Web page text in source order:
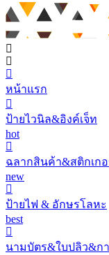
หน้าแรก
ป้ายไวนิล&อิงค์เจ็ท
hot
ฉลากสินค้า&สติกเก
new
ป้ายไฟ & อักษรโลหะ
best
นามบัตร&ใบปลิว&ก